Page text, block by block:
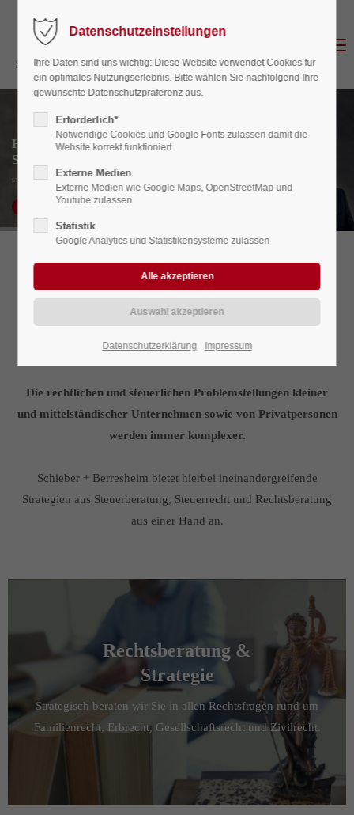
Login
Benutzername
Passwort
Anmelden
Register|Lost your password?
Support
24h / 365days
We offer support for our customers
Mon - Fri 8:00am - 5:00pm (GMT +1)
376-293 City Road, Suite 600
Have any questions?
+44 1234 567 890
Drop us a line
Herzlich Willkommen bei
Schieber + Berresheim
STEUERRECHT | STEUERBERATUNG | RECHTSBERATUNG | CONSULTING
RECHTSANWALTS- UND STEUERBERATERSOZIETÄT
HERZLICH WILLKOMMEN BEI
Die rechtlichen und steuerlichen Problemstellungen kleiner
und mittelständischer Unternehmen sowie von Privatpersonen
werden immer komplexer.
Schieber + Berresheim bietet hierbei ineinandergreifende
Strategien aus Steuerberatung, Steuerrecht und Rechtsberatung
aus einer Hand an.
Rechtsberatung &
Strategie
Strategisch beraten wir Sie in allen Rechtsfragen rund um
Familienrecht, Erbrecht, Gesellschaftsrecht und Zivilrecht.
Datenschutzeinstellungen
Ihre Daten sind uns wichtig: Diese Website verwendet Cookies für
ein optimales Nutzungserlebnis. Bitte wählen Sie nachfolgend Ihre
gewünschte Datenschutzpräferenz aus.
Erforderlich*
Notwendige Cookies und Google Fonts zulassen damit die
Website korrekt funktioniert
Externe Medien
Externe Medien wie Google Maps, OpenStreetMap und
Youtube zulassen
Statistik
Google Analytics und Statistikensysteme zulassen
Datenschutzerklärung Impressum